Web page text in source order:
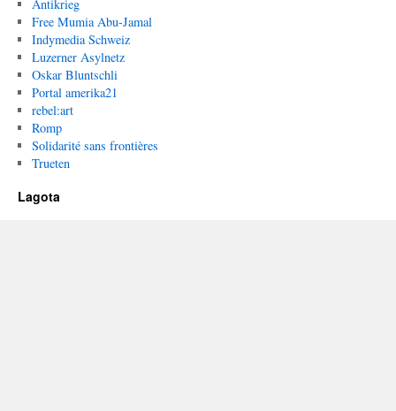
Antikrieg
Free Mumia Abu-Jamal
Indymedia Schweiz
Luzerner Asylnetz
Oskar Bluntschli
Portal amerika21
rebel:art
Romp
Solidarité sans frontières
Trueten
Lagota